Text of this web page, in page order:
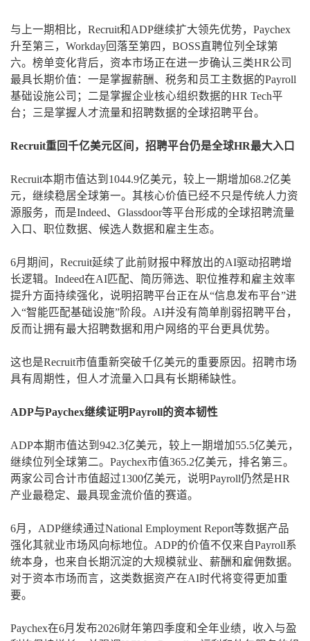
与上一期相比，Recruit和ADP继续扩大领先优势，Paychex
升至第三，Workday回落至第四，BOSS直聘位列全球第
六。榜单变化背后，资本市场正在进一步确认三类HR公司
最具长期价值：一是掌握薪酬、税务和员工主数据的Payroll
基础设施公司；二是掌握企业核心组织数据的HR Tech平
台；三是掌握人才流量和招聘数据的全球招聘平台。
Recruit重回千亿美元区间，招聘平台仍是全球HR最大入口
Recruit本期市值达到1044.9亿美元，较上一期增加68.2亿美
元，继续稳居全球第一。其核心价值已经不只是传统人力资
源服务，而是Indeed、Glassdoor等平台形成的全球招聘流量
入口、职位数据、候选人数据和雇主生态。
6月期间，Recruit延续了此前财报中释放出的AI驱动招聘增
长逻辑。Indeed在AI匹配、简历筛选、职位推荐和雇主效率
提升方面持续强化，说明招聘平台正在从“信息发布平台”进
入“智能匹配基础设施”阶段。AI并没有简单削弱招聘平台，
反而让拥有最大招聘数据和用户网络的平台更具优势。
这也是Recruit市值重新突破千亿美元的重要原因。招聘市场
具有周期性，但人才流量入口具有长期稀缺性。
ADP与Paychex继续证明Payroll的资本韧性
ADP本期市值达到942.3亿美元，较上一期增加55.5亿美元，
继续位列全球第二。Paychex市值365.2亿美元，排名第三。
两家公司合计市值超过1300亿美元，说明Payroll仍然是HR
产业最稳定、最具现金流价值的赛道。
6月，ADP继续通过National Employment Report等数据产品
强化其就业市场风向标地位。ADP的价值不仅来自Payroll系
统本身，也来自长期沉淀的大规模就业、薪酬和雇佣数据。
对于资本市场而言，这类数据资产在AI时代将变得更加重
要。
Paychex在6月发布2026财年第四季度和全年业绩，收入与盈